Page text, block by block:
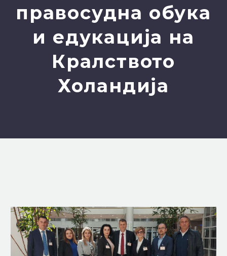
правосудна обука
и едукација на
Кралството
Холандија